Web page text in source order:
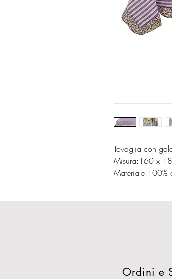
Tovaglia con
Misura:160 x
Materiale:100%
Ordini e